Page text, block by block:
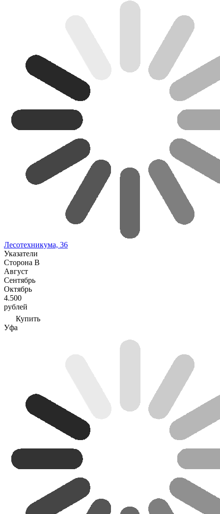
Лесотехникума, 36
Указатели
Сторона В
Август
Сентябрь
Октябрь
4.500
рублей
Купить
Уфа